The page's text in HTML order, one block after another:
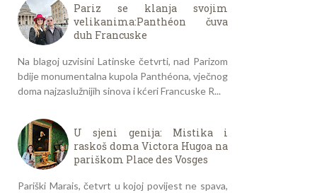
Pariz se klanja svojim
velikanima:Panthéon čuva
duh Francuske
Na blagoj uzvisini Latinske četvrti, nad Parizom
bdije monumentalna kupola Panthéona, vječnog
doma najzaslužnijih sinova i kćeri Francuske R...
U sjeni genija: Mistika i
raskoš doma Victora Hugoa na
pariškom Place des Vosges
Pariški Marais, četvrt u kojoj povijest ne spava,